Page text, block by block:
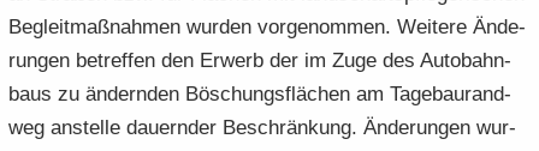
Be­gleit­maß­nah­men wur­den vor­ge­nom­men. Wei­te­re Än­de­
run­gen be­tref­fen den Er­werb der im Zuge des Au­to­bahn­
baus zu än­dern­den Bö­schungs­flä­chen am Ta­ge­bau­rand­
weg an­stel­le dau­ern­der Be­schrän­kung. Än­de­run­gen wur­